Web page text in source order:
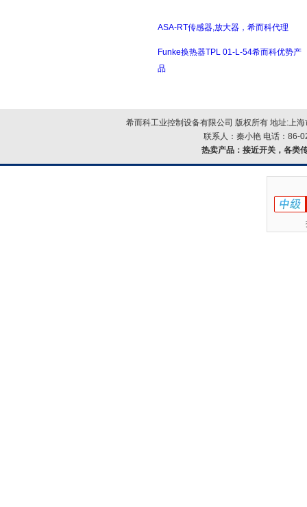
ASA-RT传感器,放大器，希而科代理
Funke换热器TPL 01-L-54希而科优势产
品
希而科工业控制设备有限公司 版权所有 地址:上
联系人：秦小艳 电话：86-
热卖产品： 接近开关，各类